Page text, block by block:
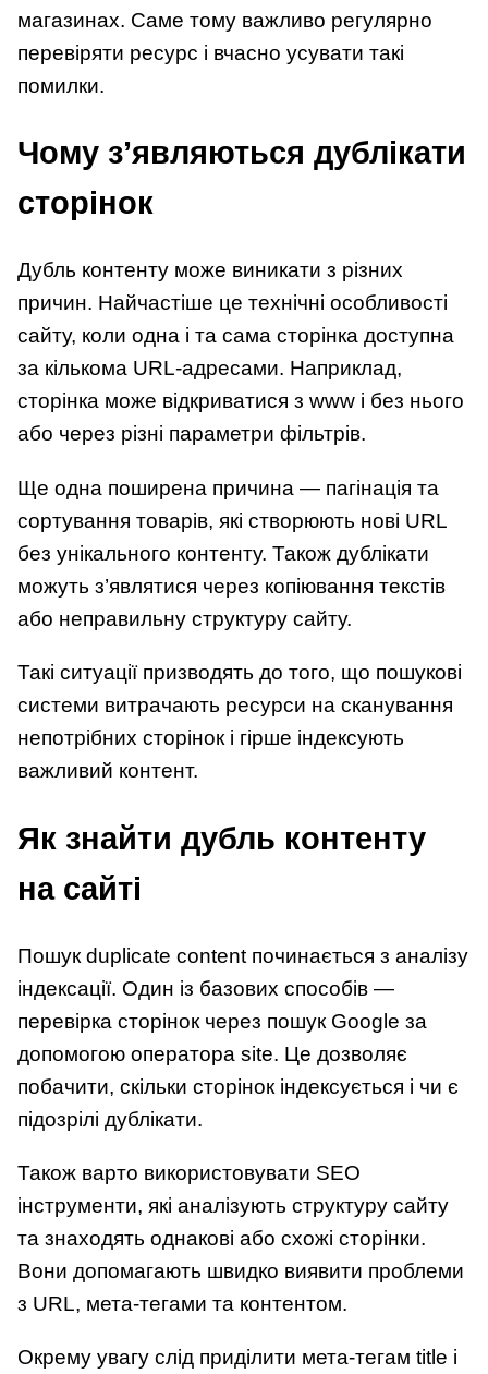
магазинах. Саме тому важливо регулярно
перевіряти ресурс і вчасно усувати такі
помилки.
Чому з’являються дублікати
сторінок
Дубль контенту може виникати з різних
причин. Найчастіше це технічні особливості
сайту, коли одна і та сама сторінка доступна
за кількома URL-адресами. Наприклад,
сторінка може відкриватися з www і без нього
або через різні параметри фільтрів.
Ще одна поширена причина — пагінація та
сортування товарів, які створюють нові URL
без унікального контенту. Також дублікати
можуть з’являтися через копіювання текстів
або неправильну структуру сайту.
Такі ситуації призводять до того, що пошукові
системи витрачають ресурси на сканування
непотрібних сторінок і гірше індексують
важливий контент.
Як знайти дубль контенту
на сайті
Пошук duplicate content починається з аналізу
індексації. Один із базових способів —
перевірка сторінок через пошук Google за
допомогою оператора site. Це дозволяє
побачити, скільки сторінок індексується і чи є
підозрілі дублікати.
Також варто використовувати SEO
інструменти, які аналізують структуру сайту
та знаходять однакові або схожі сторінки.
Вони допомагають швидко виявити проблеми
з URL, мета-тегами та контентом.
Окрему увагу слід приділити мета-тегам title і